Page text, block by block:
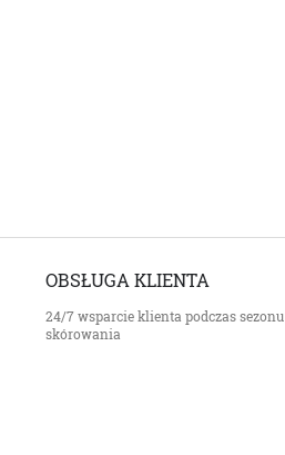
OBSŁUGA KLIENTA
24/7 wsparcie klienta podczas sezonu
skórowania